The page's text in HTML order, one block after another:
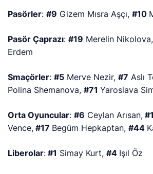
Pasörler:#9 Gizem Mısra Aşçı,#10
Pasör Çaprazı:#19 Merelin
Erdem
Smaçörler:#5 Merve Nezir,#7 Aslı
Polina Shemanova,#71Yaroslava
Orta Oyuncular:#6 Ceylan Arısan,
Vence, #17 Begüm Hepkaptan,#44
Liberolar: #1 Simay Kurt,#4 Işıl Öz